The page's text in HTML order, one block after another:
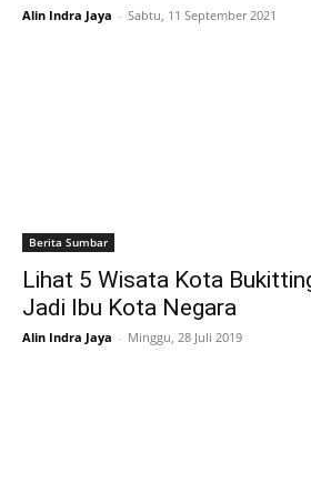
Alin Indra Jaya - Sabtu, 11 September 2021
Berita Sumbar
Lihat 5 Wisata Kota
Jadi Ibu Kota Negara
Alin Indra Jaya - Minggu, 28 Juli 2019